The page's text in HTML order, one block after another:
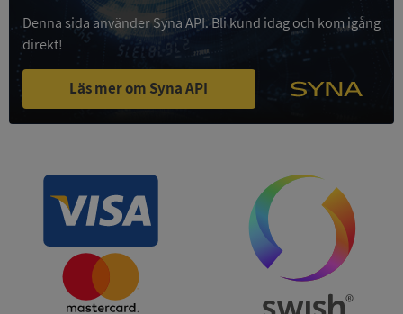
Denna sida använder Syna API. Bli kund idag och kom igång
direkt!
Läs mer om Syna API
Strikt nödvändiga kakor tillåter
kärnwebbplatsfunktioner som användarinloggning
och kontohantering. Webbplatsen kan inte
användas ordentligt utan strikt nödvändiga cookies.
Namn
Leverantör
Domän
__RequestVerificationToken
Microsoft